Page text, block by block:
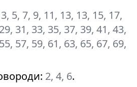
5, 7, 9, 11, 13, 13, 15, 17,
31, 33, 35, 37, 39, 41, 43,
57, 59, 61, 63, 65, 67, 69,
: 2, 4, 6.